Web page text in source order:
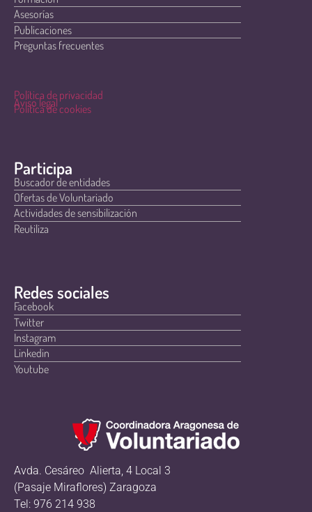
Asesorías
Publicaciones
Preguntas frecuentes
Política de privacidad
Aviso legal
Política de cookies
Participa
Buscador de entidades
Ofertas de Voluntariado
Actividades de sensibilización
Reutiliza
Redes sociales
Facebook
Twitter
Instagram
Linkedin
Youtube
Avda. Cesáreo Alierta, 4 Local 3
(Pasaje Miraflores) Zaragoza
Tel: 976 214 938